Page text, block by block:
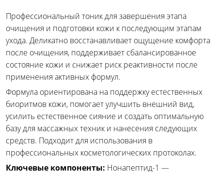
Профессиональный тоник для завершения этапа
очищения и подготовки кожи к последующим этапам
ухода. Деликатно восстанавливает ощущение комфорта
после очищения, поддерживает сбалансированное
состояние кожи и снижает риск реактивности после
применения активных формул.
Формула ориентирована на поддержку естественных
биоритмов кожи, помогает улучшить внешний вид,
усилить естественное сияние и создать оптимальную
базу для массажных техник и нанесения следующих
средств. Подходит для использования в
профессиональных косметологических протоколах.
Ключевые компоненты: Нонапептид-1 —